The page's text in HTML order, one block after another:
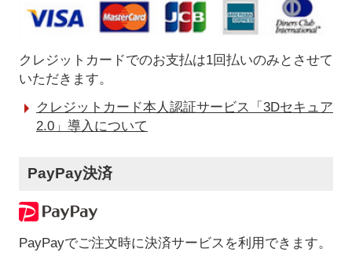
クレジットカードでのお支払は1回払いのみとさせて
いただきます。
クレジットカード本人認証サービス「3Dセキュア
2.0」導入について
PayPay決済
PayPayでご注文時に決済サービスを利用できます。